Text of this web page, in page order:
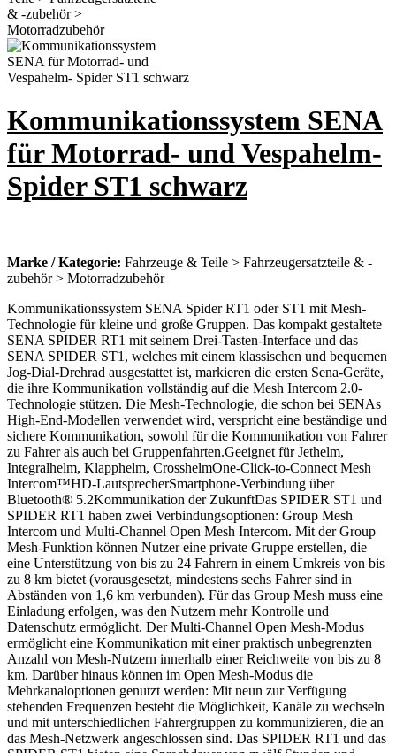
Kommunikationssystem SENA
für Motorrad- und Vespahelm-
Spider ST1 schwarz
Marke / Kategorie: Fahrzeuge & Teile > Fahrzeugersatzteile & -
zubehör > Motorradzubehör
Kommunikationssystem SENA Spider RT1 oder ST1 mit Mesh-
Technologie für kleine und große Gruppen. Das kompakt gestaltete
SENA SPIDER RT1 mit seinem Drei-Tasten-Interface und das
SENA SPIDER ST1, welches mit einem klassischen und bequemen
Jog-Dial-Drehrad ausgestattet ist, markieren die ersten Sena-Geräte,
die ihre Kommunikation vollständig auf die Mesh Intercom 2.0-
Technologie stützen. Die Mesh-Technologie, die schon bei SENAs
High-End-Modellen verwendet wird, verspricht eine beständige und
sichere Kommunikation, sowohl für die Kommunikation von Fahrer
zu Fahrer als auch bei Gruppenfahrten.Geeignet für Jethelm,
Integralhelm, Klapphelm, CrosshelmOne-Click-to-Connect Mesh
Intercom™HD-LautsprecherSmartphone-Verbindung über
Bluetooth® 5.2Kommunikation der ZukunftDas SPIDER ST1 und
SPIDER RT1 haben zwei Verbindungsoptionen: Group Mesh
Intercom und Multi-Channel Open Mesh Intercom. Mit der Group
Mesh-Funktion können Nutzer eine private Gruppe erstellen, die
eine Unterstützung von bis zu 24 Fahrern in einem Umkreis von bis
zu 8 km bietet (vorausgesetzt, mindestens sechs Fahrer sind in
Abständen von 1,6 km verbunden). Für das Group Mesh muss eine
Einladung erfolgen, was den Nutzern mehr Kontrolle und
Datenschutz ermöglicht. Der Multi-Channel Open Mesh-Modus
ermöglicht eine Kommunikation mit einer praktisch unbegrenzten
Anzahl von Mesh-Nutzern innerhalb einer Reichweite von bis zu 8
km. Darüber hinaus können im Open Mesh-Modus die
Mehrkanaloptionen genutzt werden: Mit neun zur Verfügung
stehenden Frequenzen besteht die Möglichkeit, Kanäle zu wechseln
und mit unterschiedlichen Fahrergruppen zu kommunizieren, die an
das Mesh-Netzwerk angeschlossen sind. Das SPIDER RT1 und das